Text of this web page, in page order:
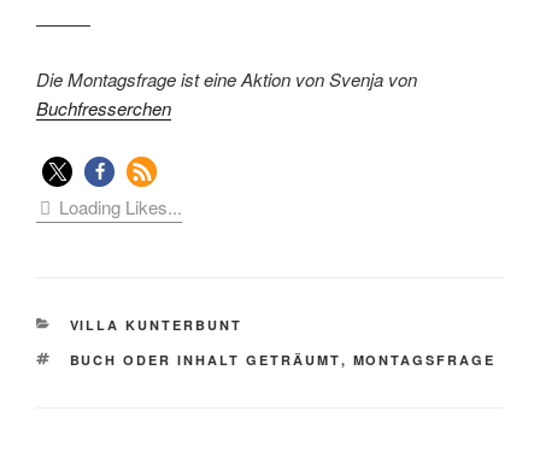
———
Die Montagsfrage ist eine Aktion von Svenja von
Buchfresserchen
Loading Likes...
KATEGORIEN
VILLA KUNTERBUNT
SCHLAGWÖRTER
BUCH ODER INHALT GETRÄUMT, MONTAGSFRAGE